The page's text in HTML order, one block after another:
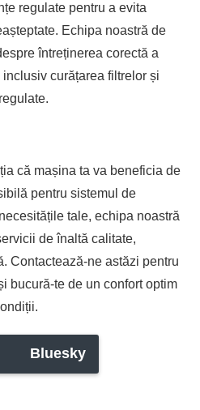
regulate pentru a evita
Echipa noastră de
întreținerea corectă a
curățarea filtrelor și
că mașina ta va beneficia de
pentru sistemul de
tale, echipa noastră
de înaltă calitate,
Contactează-ne astăzi pentru
bucură-te de un confort optim
Bluesky